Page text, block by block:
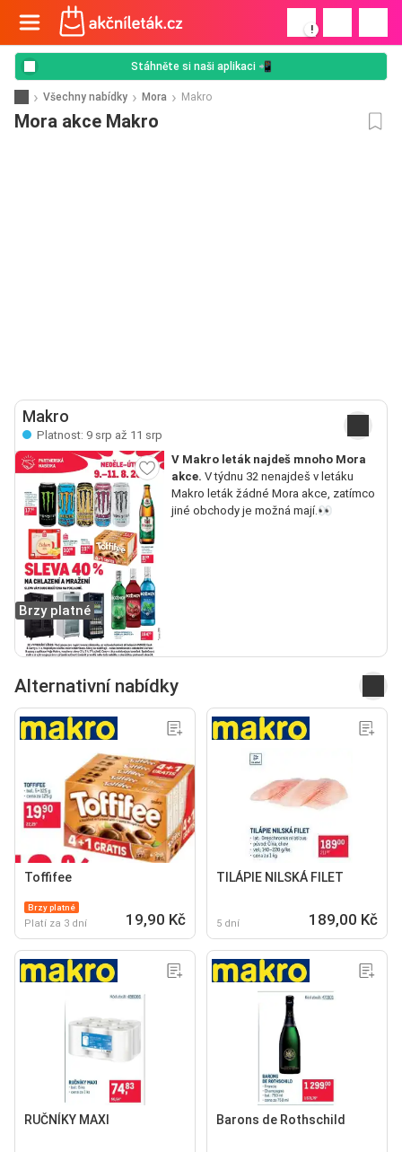
!
Stáhněte si naši aplikaci 📲
Všechny nabídky Mora Makro
Mora akce Makro
Makro
Platnost: 9 srp až 11 srp
Brzy platné
V Makro leták najdeš mnoho Mora
akce. V týdnu 32 nenajdeš v letáku
Makro leták žádné Mora akce, zatímco
jiné obchody je možná mají.👀
Alternativní nabídky
Toffifee
Brzy platné
Platí za 3 dní 19,90 Kč
TILÁPIE NILSKÁ FILET
5 dní 189,00 Kč
RUČNÍKY MAXI Barons de Rothschild